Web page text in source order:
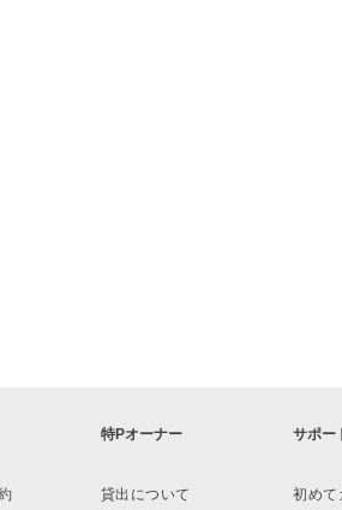
特Pオーナー
貸出について
サポー
初めて